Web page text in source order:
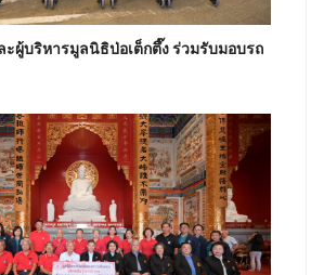
ผู้บริหารมูลนิธิป่อเต็กตึ๊ง ร่วมรับมอบรถ